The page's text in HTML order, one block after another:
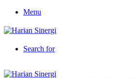
Menu
Search for